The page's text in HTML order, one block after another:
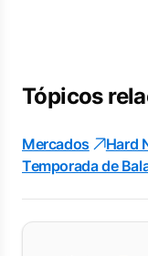
Tópicos
Mercados Hard
Temporada de